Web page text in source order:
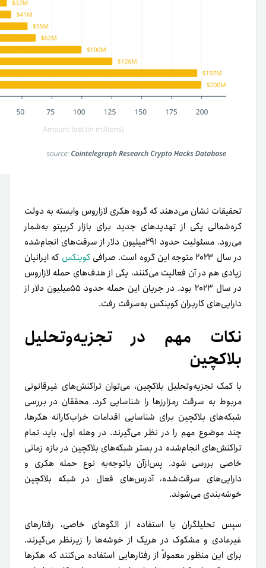
تحقیقات نشان می‌دهند که گروه هکری لازاروس وابسته به دولت
کره‌شمالی یکی از تهدیدهای جدید برای بازار کریپتو به‌شمار
می‌رود. مسئولیت حدود ۲۹۱میلیون دلار از سرقت‌های انجام‌شده
در سال ۲۰۲۳ متوجه این گروه است. صرافی
کوینکس که ایرانیان
زیادی هم در آن فعالیت می‌کنند، یکی از هدف‌های حمله لازاروس
در سال ۲۰۲۳ بود. در جریان این حمله حدود ۵۵میلیون دلار از
دارایی‌های کاربران کوینکس به‌سرقت رفت.
نکات مهم در تجزیه‌وتحلیل
بلاکچین
با کمک تجزیه‌و‌تحلیل بلاکچین، می‌توان تراکنش‌های غیرقانونی
مربوط به سرقت رمزارزها را شناسایی کرد. محققان در بررسی
شبکه‌های بلاکچین برای شناسایی اقدامات خراب‌کارانه هکرها،
چند موضوع مهم را در نظر می‌گیرند. در وهله اول، باید تمام
تراکنش‌های ‌انجام‌شده در بستر شبکه‌های بلاکچین در بازه زمانی
خاصی بررسی شود. پس‌از‌آن با‌توجه‌به نوع حمله هکری و
دارایی‌های سرقت‌شده، آدرس‌های فعال در شبکه بلاکچین
خوشه‌بندی می‌شوند.
سپس تحلیلگران با استفاده از الگوهای خاصی، رفتارهای
غیرعادی و مشکوک در هریک از خوشه‌ها را زیرنظر می‌گیرند.
برای این منظور معمولاً از رفتارهایی استفاده می‌کنند که هکرها